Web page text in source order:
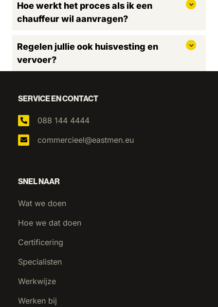
Hoe werkt het proces als ik een
chauffeur wil aanvragen?
Regelen jullie ook huisvesting en
vervoer?
SERVICE EN CONTACT
088 144 4444
commercieel@eastmen.eu
SNEL NAAR
Wat we doen
Hoe we dat doen
Certificering
Specialisten
Werkwijze
Werken bij